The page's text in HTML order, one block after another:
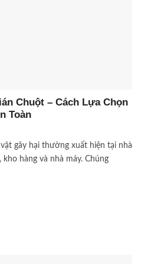
Chuột – Cách Lựa Chọn
Toàn
gây hại thường xuất hiện tại nhà
hàng và nhà máy. Chúng